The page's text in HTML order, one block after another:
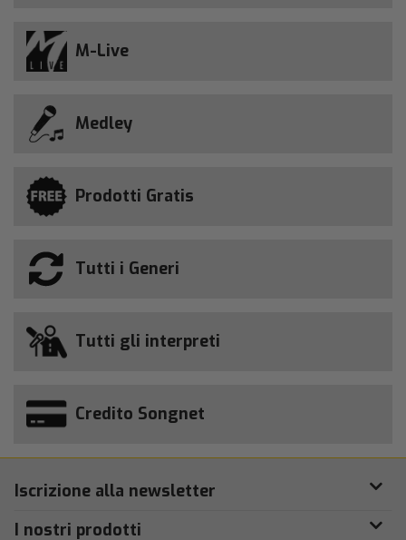
M-Live
Medley
Prodotti Gratis
Tutti i Generi
Tutti gli interpreti
Credito Songnet
Iscrizione alla newsletter
I nostri prodotti